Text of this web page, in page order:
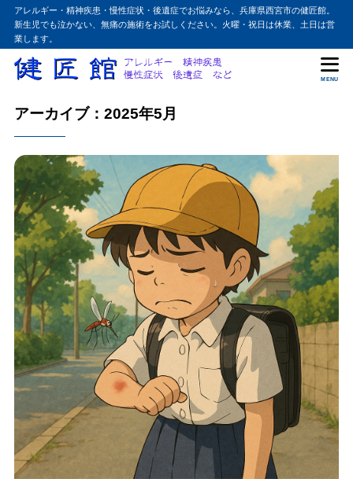
アレルギー・精神疾患・慢性症状・後遺症でお悩みなら、兵庫県西宮市の健匠館。
新生児でも泣かない、無痛の施術をお試しください。火曜・祝日は休業、土日は営
業します。
MENU
アーカイブ：2025年5月